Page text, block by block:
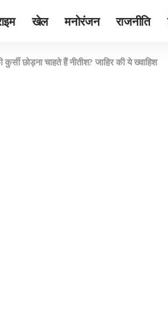
खेल मनोरंजन राजनीति
कुर्सी छोड़ना चाहते हैं नीतीश? जाहिर की ये ख्वाहिश